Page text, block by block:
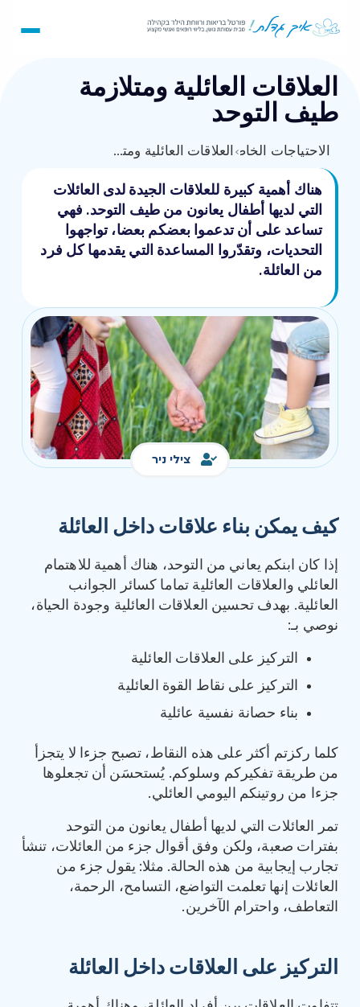
العلاقات العائلية ومتلازمة
طيف التوحد
الاحتياجات الخاصة
› العلاقات العائلية ومتلازمة طيف التوحد
هناك أهمية كبيرة للعلاقات الجيدة لدى العائلات
التي لديها أطفال يعانون من طيف التوحد. فهي
تساعد على أن تدعموا بعضكم بعضا، تواجهوا
التحديات، وتقدّروا المساعدة التي يقدمها كل فرد
من العائلة.
צילי ניר
كيف يمكن بناء علاقات داخل العائلة
إذا كان ابنكم يعاني من التوحد، هناك أهمية للاهتمام
العائلي والعلاقات العائلية تماما كسائر الجوانب
العائلية. بهدف تحسين العلاقات العائلية وجودة الحياة،
نوصي بـ:
التركيز على العلاقات العائلية
التركيز على نقاط القوة العائلية
بناء حصانة نفسية عائلية
كلما ركزتم أكثر على هذه النقاط، تصبح جزءا لا يتجزأ
من طريقة تفكيركم وسلوكم. يُستحسَن أن تجعلوها
جزءا من روتينكم اليومي العائلي.
تمر العائلات التي لديها أطفال يعانون من التوحد
بفترات صعبة، ولكن وفق أقوال جزء من العائلات، تنشأ
تجارب إيجابية من هذه الحالة. مثلا: يقول جزء من
العائلات إنها تعلمت التواضع، التسامح، الرحمة،
التعاطف، واحترام الآخرين.
التركيز على العلاقات داخل العائلة